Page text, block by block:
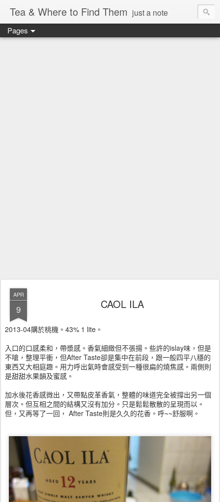
Tea & Where to Find Them just a note
Pages
APR
9 CAOL ILA
2013-04購於桃機。43% 1 lite。
入口的口感柔和，帶漿感。香氣細緻但不張揚。些許的islay味，但是
不嗆，整理平衝，但After Taste卻是集中在前段，跟一般四平八穩的
東西又大相庭趣。用力呼出氣時會感受到一種很扁的燒焦感。兩側則
是甜甜水果韻及蜜感。
加水後花香感微出，又帶點皮革香氣，整體的味道完全被撐出另一個
層次。但互相之間的結構又沒有加分。只是鬆鬆散散的呈現而以。
但，又再等了一回， After Taste則是久久的花香。呼~~舒服啊。